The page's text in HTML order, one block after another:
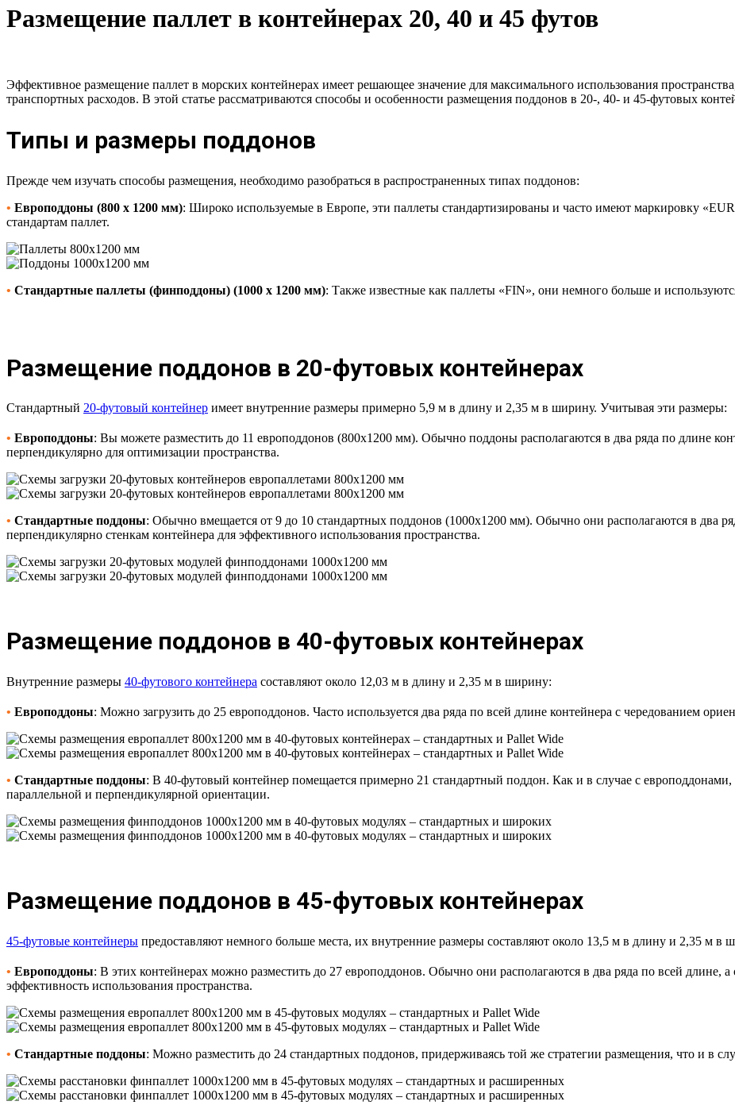
Размещение паллет в контейнерах 20, 40 и 45 футов
Эффективное размещение паллет в морских контейнерах имеет решающее значение для максимального использования
транспортных расходов. В этой статье рассматриваются способы и особенности размещения поддонов в 20-, 40- и 45-футовых
Типы и размеры поддонов
Прежде чем изучать способы размещения, необходимо разобраться в распространенных типах поддонов:
• Европоддоны (800 x 1200 мм): Широко используемые в Европе, эти паллеты стандартизированы и часто имеют маркировку
стандартам паллет.
• Стандартные паллеты (финподдоны) (1000 x 1200 мм): Также известные как паллеты «FIN», они немного больше и
Размещение поддонов в 20-футовых контейнерах
Стандартный 20-футовый контейнер имеет внутренние размеры примерно 5,9 м в длину и 2,35 м в ширину. Учитывая эти размеры:
• Европоддоны: Вы можете разместить до 11 европоддонов (800х1200 мм). Обычно поддоны располагаются в два ряда по длине
перпендикулярно для оптимизации пространства.
• Стандартные поддоны: Обычно вмещается от 9 до 10 стандартных поддонов (1000х1200 мм). Обычно они располагаются в два
перпендикулярно стенкам контейнера для эффективного использования пространства.
Размещение поддонов в 40-футовых контейнерах
Внутренние размеры 40-футового контейнера составляют около 12,03 м в длину и 2,35 м в ширину:
• Европоддоны: Можно загрузить до 25 европоддонов. Часто используется два ряда по всей длине контейнера с чередованием
• Стандартные поддоны: В 40-футовый контейнер помещается примерно 21 стандартный поддон. Как и в случае с
параллельной и перпендикулярной ориентации.
Размещение поддонов в 45-футовых контейнерах
45-футовые контейнеры предоставляют немного больше места, их внутренние размеры составляют около 13,5 м в длину и 2,35 м в
• Европоддоны: В этих контейнерах можно разместить до 27 европоддонов. Обычно они располагаются в два ряда по всей длине, а
эффективность использования пространства.
• Стандартные поддоны: Можно разместить до 24 стандартных поддонов, придерживаясь той же стратегии размещения, что и в